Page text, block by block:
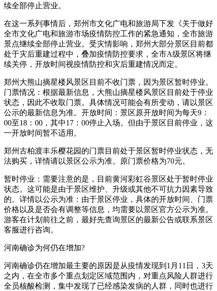
续全部停止营业。
在这一系列事情后，郑州市文化广电和旅游局下发《关于做好
全市文化广电和旅游市场疫情防控工作的紧急通知，全市旅游
景点继续全部停止营业。受灾情影响，郑州大部分景区目前都
处于灾后重建过程中，叠加疫情防控要求，全市A级景区将继
续关停，开放时间视疫情防控和灾后重建情况而定。
郑州大熊山摘星楼风景区目前不收门票，因为景区暂时停业。
门票情况：根据最新信息，大熊山摘星楼风景区目前处于停业
状态，因此不收取门票。具体情况可能会有所变动，请以景区
公示的最新信息为准。开放时间：景区原开放时间为每天9：
00至18：00，其中17：00停止入场。但由于景区目前停业，这
一开放时间暂不适用。
郑州古柏渡丰乐樱花园的门票目前处于景区暂时停业状态，无
法购买，详情请以景区公示为准。原门票价格为70元。
暂时停业：需要注意的是，目前黄河彩虹谷景区处于暂时停业
状态。这可能是由于景区维护、升级或其他不可抗力因素导致
的。详情以公示为准：由于景区停业，具体的开放时间、门票
价格以及是否会有调整等信息，均需要以景区官方公示为准。
游客在计划前往之前，最好先查询景区的最新公告或联系景区
客服进行咨询。
河南确诊为何仍在增加?
河南确诊仍在增加最主要的原因是从疫情发现到1月11日，3天
之内，在全市多个重点划定区域范围内，对重点风险人群进行
全员核酸检测，集中发现了已经感染发病的人群，同时也进行